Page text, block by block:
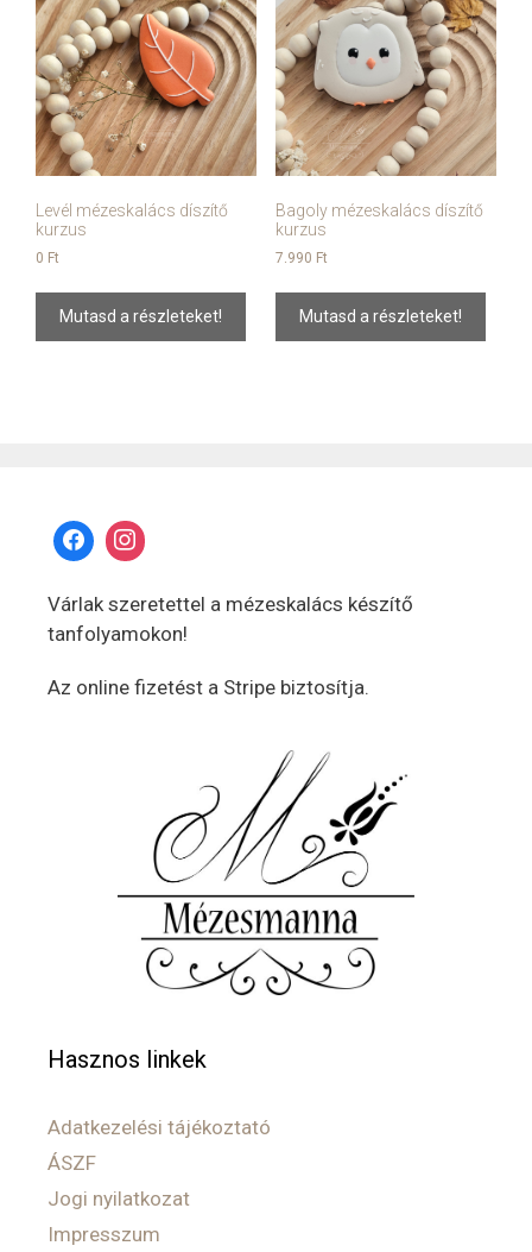
Levél mézeskalács díszítő
kurzus
0 Ft
Mutasd a részleteket!
Bagoly mézeskalács díszítő
kurzus
7.990 Ft
Mutasd a részleteket!
Várlak szeretettel a mézeskalács készítő
tanfolyamokon!
Az online fizetést a Stripe biztosítja.
Hasznos linkek
Adatkezelési tájékoztató
ÁSZF
Jogi nyilatkozat
Impresszum